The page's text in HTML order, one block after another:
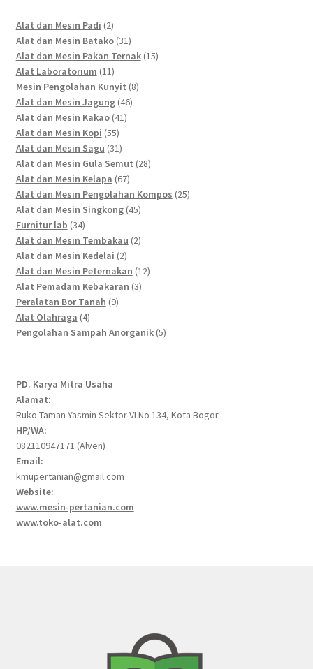
Alat dan Mesin Padi 22
products
Alat dan Mesin Batako 3131
products
Alat dan Mesin Pakan Ternak 1515
Alat Laboratorium 1111
products
Mesin Pengolahan Kunyit 88
Alat dan Mesin Jagung 4646
Alat dan Mesin Kakao 4141
Alat dan Mesin Kopi 5555
products
Alat dan Mesin Sagu 3131
products
Alat dan Mesin Gula Semut 2828
Alat dan Mesin Kelapa 6767
products
Alat dan Mesin Pengolahan Kompos 2525
Alat dan Mesin Singkong 4545
Furnitur lab 3434
products
Alat dan Mesin Tembakau 22
Alat dan Mesin Kedelai 22
products
Alat dan Mesin Peternakan 1212
Alat Pemadam Kebakaran 33
Peralatan Bor Tanah 99
Alat Olahraga 44
products
Pengolahan Sampah Anorganik 55
PD. Karya Mitra Usaha
Alamat:
Ruko Taman Yasmin Sektor VI No 134, Kota Bogor
HP/WA:
082110947171 (Alven)
Email:
kmupertanian@gmail.com
Website:
www.mesin-pertanian.com
www.toko-alat.com